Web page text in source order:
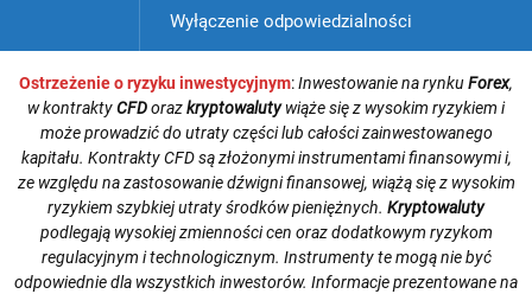
Wyłączenie odpowiedzialności
Ostrzeżenie o ryzyku inwestycyjnym:Inwestowanie na rynkuForex,
w kontraktyCFDorazkryptowalutywiąże się z wysokim ryzykiem i
może prowadzić do utraty części lub całości zainwestowanego
kapitału. Kontrakty CFD są złożonymi instrumentami finansowymi i,
ze względu na zastosowanie dźwigni finansowej, wiążą się z wysokim
ryzykiem szybkiej utraty środków pieniężnych. Kryptowaluty
podlegają wysokiej zmienności cen oraz dodatkowym ryzykom
regulacyjnym i technologicznym. Instrumenty te mogą nie być
odpowiednie dla wszystkich inwestorów. Informacje prezentowane na